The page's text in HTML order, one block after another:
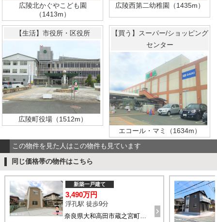
広陵北かぐやこども園
（1413m）
広陵西第二幼稚園（1435m）
【生活】市役所・区役所
広陵町役場（1512m）
【買う】スーパー/ショッピング
センター
エコール・マミ（1634m）
この物件を見た人はこの物件も見ています
同じ価格帯の物件はこちら
奈良県大和高田市蔵之宮町2-10付近
新築一戸建て
3,490万円
浮孔駅 徒歩9分